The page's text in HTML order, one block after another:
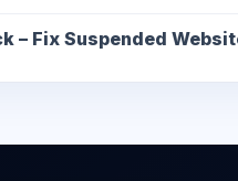
– Fix Suspended